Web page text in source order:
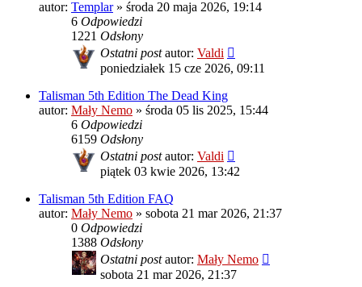
autor: Templar» środa 20 maja 2026, 19:14
6 Odpowiedzi
1221 Odsłony
Ostatni postautor: Valdi
poniedziałek 15 cze 2026, 09:11
Talisman 5th Edition The Dead King
autor: Mały Nemo » środa 05 lis 2025, 15:44
6 Odpowiedzi
6159 Odsłony
Ostatni postautor: Valdi
piątek 03 kwie 2026, 13:42
Talisman 5th Edition FAQ
autor: Mały Nemo » sobota 21 mar 2026, 21:37
0 Odpowiedzi
1388 Odsłony
Ostatni postautor: Mały Nemo
sobota 21 mar 2026, 21:37